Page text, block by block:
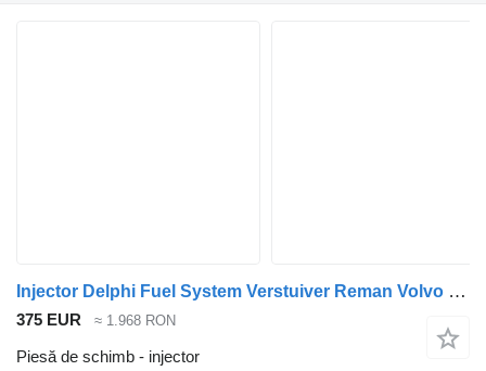
Injector Delphi Fuel System Verstuiver Reman Volvo 20747797 pentru camion
375 EUR ≈ 1.968 RON
Piesă de schimb - injector